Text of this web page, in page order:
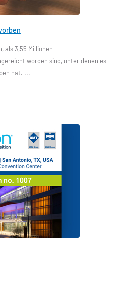
als 3,55 Millionen
worden sind, unter denen es
hat. ...